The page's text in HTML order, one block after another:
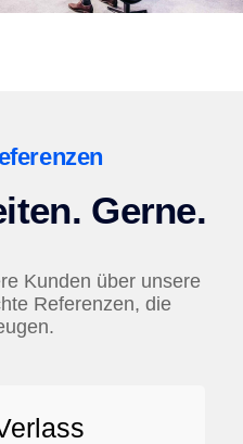
Gerne.
Kunden über unsere
Referenzen, die